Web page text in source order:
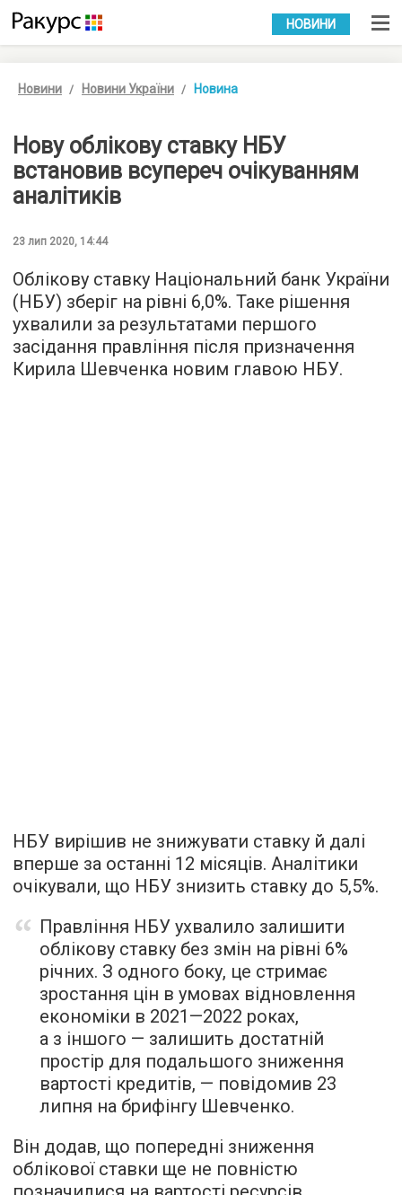
УКР РУС
НОВИНИ
Новини Новини України Новина
Нову облікову ставку НБУ
встановив всупереч очікуванням
аналітиків
23 лип 2020, 14:44
Облікову ставку Національний банк України
(НБУ) зберіг на рівні 6,0%. Таке рішення
ухвалили за результатами першого
засідання правління після призначення
Кирила Шевченка новим главою НБУ.
НБУ вирішив не знижувати ставку й далі
вперше за останні 12 місяців. Аналітики
очікували, що НБУ знизить ставку до 5,5%.
Правління НБУ ухвалило залишити
облікову ставку без змін на рівні 6%
річних. З одного боку, це стримає
зростання цін в умовах відновлення
економіки в 2021—2022 роках,
а з іншого — залишить достатній
простір для подальшого зниження
вартості кредитів, — повідомив 23
липня на брифінгу Шевченко.
Він додав, що попередні зниження
облікової ставки ще не повністю